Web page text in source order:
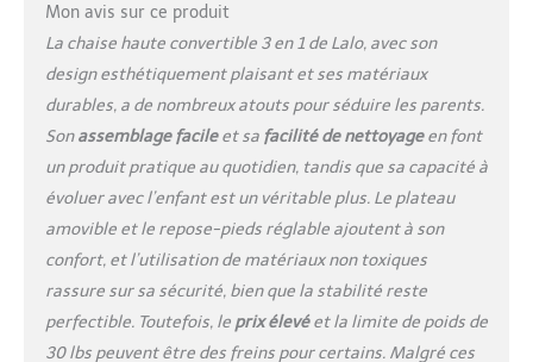
suffit de retourner le
repose-pieds pour faire
de la place au fur et à
mesure qu'ils
grandissent. Grandissez
avec bébé : utilisez la
chaise haute pour votre
bébé et convertissez-le
en un siège rehausseur
pour lui donner un siège
à table. Et lorsque votre
tout-petit n'est pas si
petit, transformez-le en
Mon avis sur ce produit
La chaise haute convertible 3 en 1 de Lalo, avec son
design esthétiquement plaisant et ses matériaux
durables, a de nombreux atouts pour séduire les parents.
Sonassemblage facileet sa facilité de nettoyageen font
un produit pratique au quotidien, tandis que sa capacité à
évoluer avec l’enfant est un véritable plus. Le plateau
amovible et le repose-pieds réglable ajoutent à son
confort, et l’utilisation de matériaux non toxiques
rassure sur sa sécurité, bien que la stabilité reste
perfectible. Toutefois, le prix élevéet la limite de poids de
30 lbs peuvent être des freins pour certains. Malgré ces